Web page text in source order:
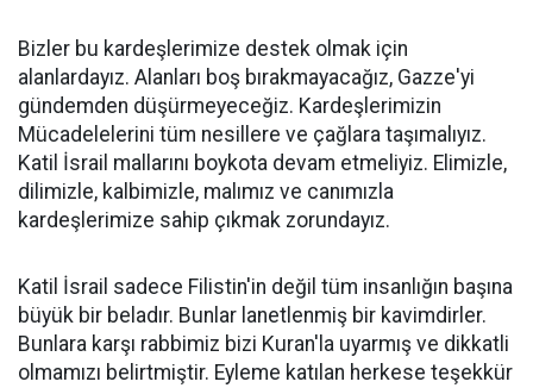
Bizler bu kardeşlerimize destek olmak için
alanlardayız. Alanları boş bırakmayacağız, Gazze'yi
gündemden düşürmeyeceğiz. Kardeşlerimizin
Mücadelelerini tüm nesillere ve çağlara taşımalıyız.
Katil İsrail mallarını boykota devam etmeliyiz. Elimizle,
dilimizle, kalbimizle, malımız ve canımızla
kardeşlerimize sahip çıkmak zorundayız.
Katil İsrail sadece Filistin'in değil tüm insanlığın başına
büyük bir beladır. Bunlar lanetlenmiş bir kavimdirler.
Bunlara karşı rabbimiz bizi Kuran'la uyarmış ve dikkatli
olmamızı belirtmiştir. Eyleme katılan herkese teşekkür